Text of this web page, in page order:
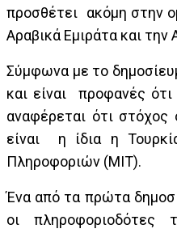
προσθέτει ακόμη στην
Αραβικά Εμιράτα και την
Σύμφωνα με το
και είναι προφανές
αναφέρεται ότι στόχος
είναι η ίδια η
Πληροφοριών (ΜΙΤ).
Ένα από τα πρώτα
οι